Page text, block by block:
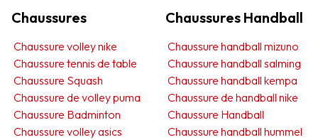
Chaussures
Chaussure volley nike
Chaussure tennis de table
Chaussure Squash
Chaussure de volley puma
Chaussure Badminton
Chaussure volley asics
Chaussures Handball
Chaussure handball mizuno
Chaussure handball salming
Chaussure handball kempa
Chaussure de handball nike
Chaussure Handball
Chaussure handball hummel